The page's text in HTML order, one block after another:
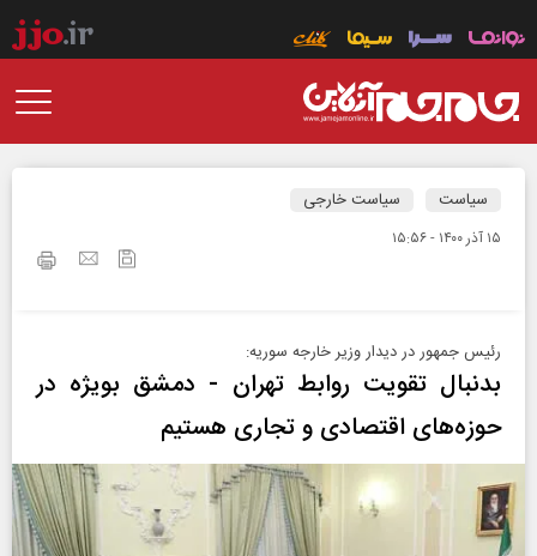
سیاست سیاست خارجی
۱۵ آذر ۱۴۰۰ - ۱۵:۵۶
رئیس جمهور در دیدار وزیر خارجه سوریه:
بدنبال تقویت روابط تهران - دمشق بویژه در
حوزه‌های اقتصادی و تجاری هستیم